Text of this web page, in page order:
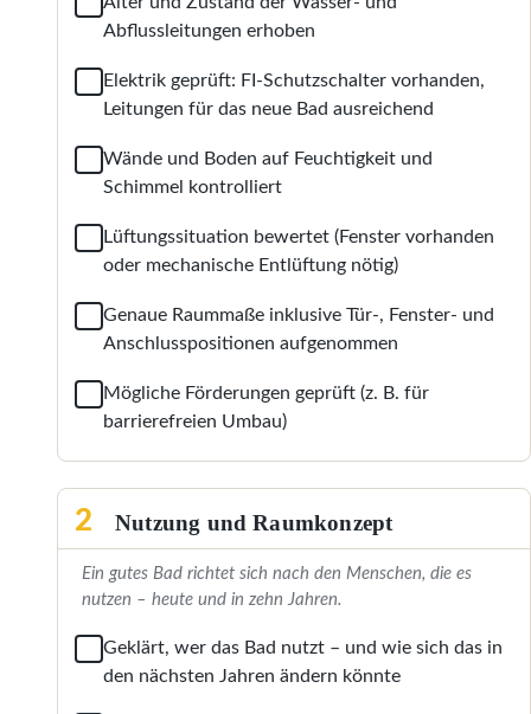
Abflussleitungen erhoben
Elektrik geprüft: FI-Schutzschalter vorhanden,
Leitungen für das neue Bad ausreichend
Wände und Boden auf Feuchtigkeit und
Schimmel kontrolliert
Lüftungssituation bewertet (Fenster vorhanden
oder mechanische Entlüftung nötig)
Genaue Raummaße inklusive Tür-, Fenster- und
Anschlusspositionen aufgenommen
Mögliche Förderungen geprüft (z. B. für
barrierefreien Umbau)
2 Nutzung und Raumkonzept
Ein gutes Bad richtet sich nach den Menschen, die es
nutzen – heute und in zehn Jahren.
Geklärt, wer das Bad nutzt – und wie sich das in
den nächsten Jahren ändern könnte